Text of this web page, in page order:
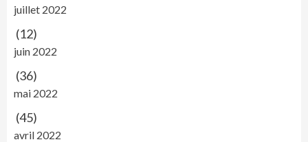
juillet 2022
(12)
juin 2022
(36)
mai 2022
(45)
avril 2022